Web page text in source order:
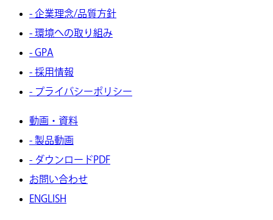
- 企業理念/品質方針
- 環境への取り組み
- GPA
- 採用情報
- プライバシーポリシー
動画・資料
- 製品動画
- ダウンロードPDF
お問い合わせ
ENGLISH